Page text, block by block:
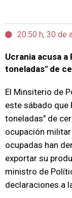
20:50 h, 30 de
Ucrania acusa
toneladas" de
El Minsiterio de
este sábado que
toneladas" de
ocupación
ocupadas han
exportar su
ministro de
declaraciones a